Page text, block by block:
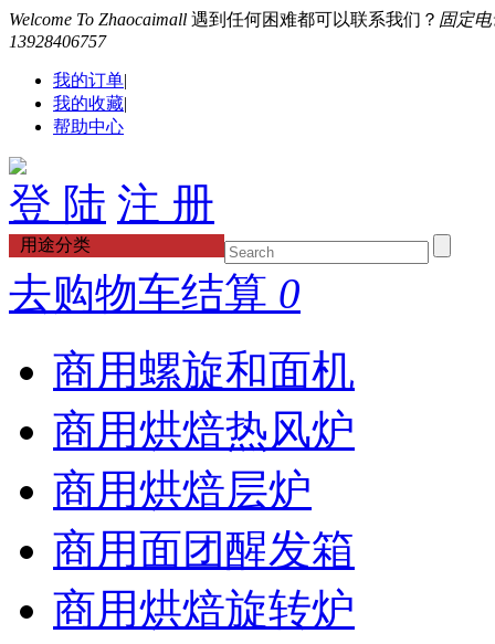
Welcome To Zhaocaimall 遇到任何困难都可以联系我们？ 固定电
13928406757
我的订单|
我的收藏|
帮助中心
登 陆 注 册
用途分类
去购物车结算 0
商用螺旋和面机
商用烘焙热风炉
商用烘焙层炉
商用面团醒发箱
商用烘焙旋转炉